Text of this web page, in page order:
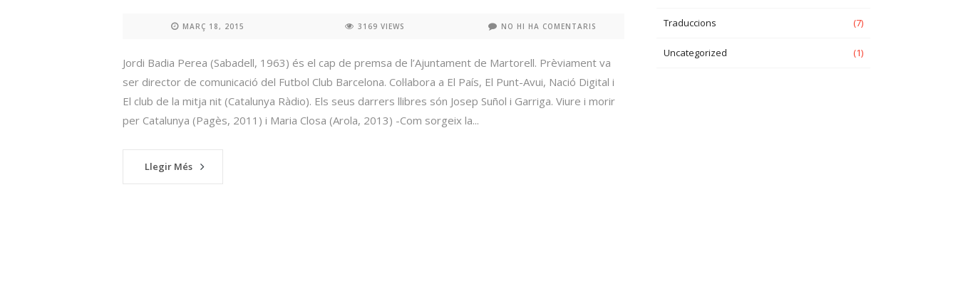
MARÇ 18, 2015 3169 VIEWS NO HI HA COMENTARIS
Jordi Badia Perea (Sabadell, 1963) és el cap de premsa de l’Ajuntament de Martorell. Prèviament va
ser director de comunicació del Futbol Club Barcelona. Col·labora a El País, El Punt-Avui, Nació Digital i
El club de la mitja nit (Catalunya Ràdio). Els seus darrers llibres són Josep Suñol i Garriga. Viure i morir
per Catalunya (Pagès, 2011) i Maria Closa (Arola, 2013) -Com sorgeix la...
Llegir Més
Traduccions (7)
Uncategorized (1)